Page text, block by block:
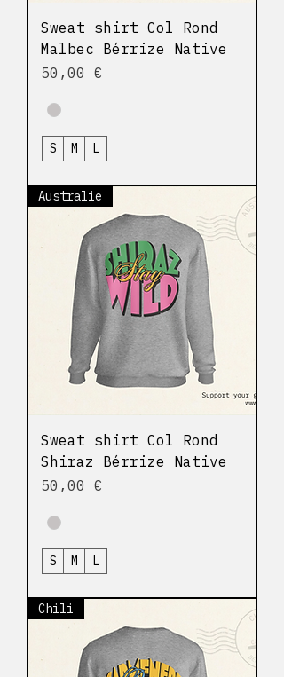
Sweat shirt Col Rond
Malbec Bérrize Native
Prix
50,00 €
S M L
Australie
Sweat shirt Col Rond
Shiraz Bérrize Native
Prix
50,00 €
S M L
Chili